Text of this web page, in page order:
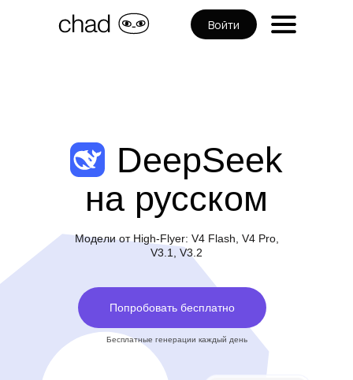
Войти
DeepSeek
на русском
Попробовать бесплатно
Бесплатные генерации каждый день
Модели от High-Flyer: V4 Flash, V4 Pro,
V3.1, V3.2